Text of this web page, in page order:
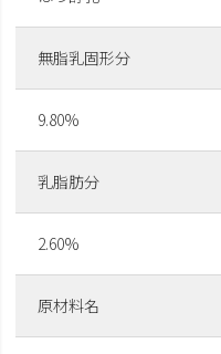
無脂乳固形分
9.80%
乳脂肪分
2.60%
原材料名